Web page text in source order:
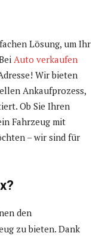
Lösung, um Ihr
Auto verkaufen
Wir bieten
Ankaufprozess,
Ob Sie Ihren
Fahrzeug mit
– wir sind für
?
den
zu bieten. Dank